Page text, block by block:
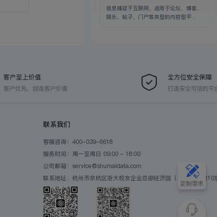
信息捕捉于互联网，适用于论坛、博客、
娱乐、帖子、门户等类型的内容型平...
定制需求
客户至上价值
客户优先，创造客户价值
全方位安全保障
打造安全可信的平
联系我们
客服咨询：400-039-6618
服务时间：周一至周日 09:00 - 18:00
公司邮箱：service@shumaidata.com
联系地址：杭州市余杭区浙大校友企业总部经济园（二期）B2幢10